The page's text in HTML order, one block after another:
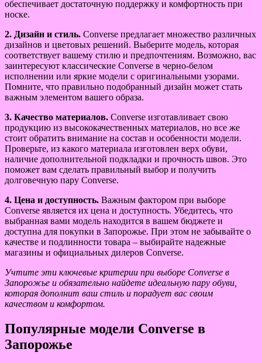
обеспечивает достаточную поддержку и комфортность при
носке.
2. Дизайн и стиль. Converse предлагает множество различных
дизайнов и цветовых решений. Выберите модель, которая
соответствует вашему стилю и предпочтениям. Возможно, вас
заинтересуют классические Converse в черно-белом
исполнении или яркие модели с оригинальными узорами.
Помните, что правильно подобранный дизайн может стать
важным элементом вашего образа.
3. Качество материалов. Converse изготавливает свою
продукцию из высококачественных материалов, но все же
стоит обратить внимание на состав и особенности модели.
Проверьте, из какого материала изготовлен верх обуви,
наличие дополнительной подкладки и прочность швов. Это
поможет вам сделать правильный выбор и получить
долговечную пару Converse.
4. Цена и доступность. Важным фактором при выборе
Converse является их цена и доступность. Убедитесь, что
выбранная вами модель находится в вашем бюджете и
доступна для покупки в Запорожье. При этом не забывайте о
качестве и подлинности товара – выбирайте надежные
магазины и официальных дилеров Converse.
Учтите эти ключевые критерии при выборе Converse в
Запорожье и обязательно найдете идеальную пару обуви,
которая дополнит ваш стиль и порадует вас своим
качеством и комфортом.
Популярные модели Converse в
Запорожье